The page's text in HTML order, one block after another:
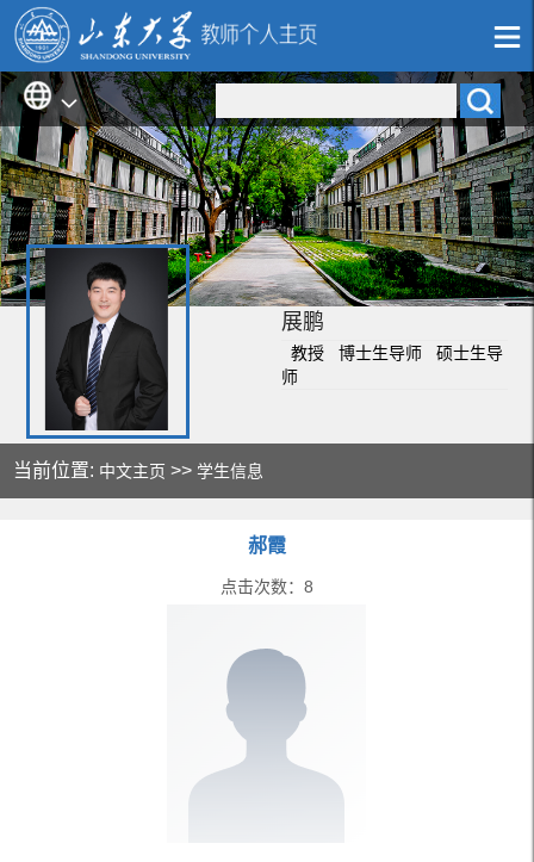
展鹏
教授 博士生导师 硕士生导
师
当前位置: 中文主页 >>学生信息
郝霞
点击次数： 8